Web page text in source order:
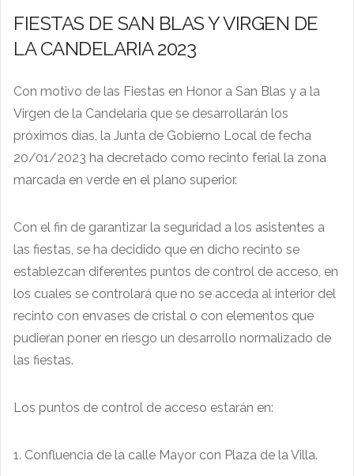
FIESTAS DE SAN BLAS Y VIRGEN DE
LA CANDELARIA 2023
Con motivo de las Fiestas en Honor a San Blas y a la
Virgen de la Candelaria que se desarrollarán los
próximos días, la Junta de Gobierno Local de fecha
20/01/2023 ha decretado como recinto ferial la zona
marcada en verde en el plano superior.
Con el fin de garantizar la seguridad a los asistentes a
las fiestas, se ha decidido que en dicho recinto se
establezcan diferentes puntos de control de acceso, en
los cuales se controlará que no se acceda al interior del
recinto con envases de cristal o con elementos que
pudieran poner en riesgo un desarrollo normalizado de
las fiestas.
Los puntos de control de acceso estarán en:
1. Confluencia de la calle Mayor con Plaza de la Villa.